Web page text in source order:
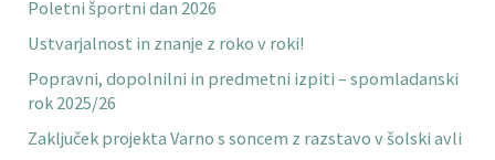
Poletni športni dan 2026
Ustvarjalnost in znanje z roko v roki!
Popravni, dopolnilni in predmetni izpiti – spomladanski
rok 2025/26
Zaključek projekta Varno s soncem z razstavo v šolski avli